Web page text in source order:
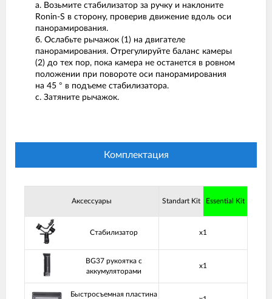
а. Возьмите стабилизатор за ручку и наклоните
Ronin-S в сторону, проверив движение вдоль оси
панорамирования.
б. Ослабьте рычажок (1) на двигателе
панорамирования. Отрегулируйте баланс камеры
(2) до тех пор, пока камера не останется в ровном
положении при повороте оси панорамирования
на 45 ° в подъеме стабилизатора.
с. Затяните рычажок.
Комплектация
Аксессуары Standart Kit Essential Kit
Стабилизатор x1
BG37 рукоятка с
аккумуляторами
x1
Быстросъемная пластина